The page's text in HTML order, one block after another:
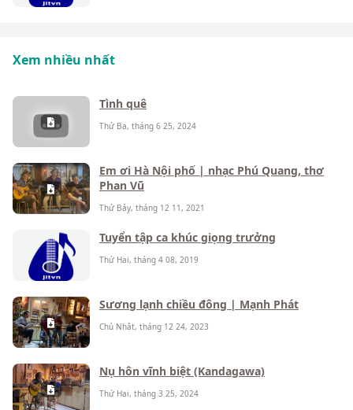
Xem nhiều nhất
Tình quê
Thứ Ba, tháng 6 25, 2024
Em ơi Hà Nội phố | nhạc Phú Quang, thơ
Phan Vũ
Thứ Bảy, tháng 12 11, 2021
Tuyển tập ca khúc giọng trưởng
Thứ Hai, tháng 4 08, 2019
Sương lạnh chiều đông | Mạnh Phát
Chủ Nhật, tháng 12 24, 2023
Nụ hôn vĩnh biệt (Kandagawa)
Thứ Hai, tháng 3 25, 2024